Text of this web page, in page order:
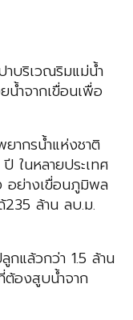
าบริเวณริมแม่น้ำ
น้ำจากเขื่อนเพื่อ
ากรน้ำแห่งชาติ
ในหลายประเทศ
อย่างเขื่อนภูมิพล
235 ล้าน ลบ.ม.
กแล้วกว่า 1.5 ล้าน
ต้องสูบน้ำจาก